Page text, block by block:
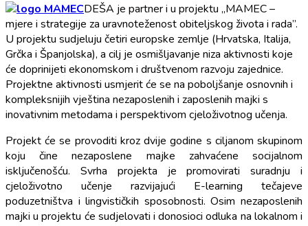
DEŠA je partner i u projektu „MAMEC –
mjere i strategije za uravnoteženost obiteljskog života i rada”.
U projektu sudjeluju četiri europske zemlje (Hrvatska, Italija,
Grčka i Španjolska), a cilj je osmišljavanje niza aktivnosti koje
će doprinijeti ekonomskom i društvenom razvoju zajednice.
Projektne aktivnosti usmjerit će se na poboljšanje osnovnih i
kompleksnijih vještina nezaposlenih i zaposlenih majki s
inovativnim metodama i perspektivom cjeloživotnog učenja.
Projekt će se provoditi kroz dvije godine s ciljanom skupinom
koju čine nezaposlene majke zahvaćene socijalnom
isključenošću. Svrha projekta je promovirati suradnju i
cjeloživotno učenje razvijajući E-learning tečajeve
poduzetništva i lingvističkih sposobnosti. Osim nezaposlenih
majki u projektu će sudjelovati i donosioci odluka na lokalnom i